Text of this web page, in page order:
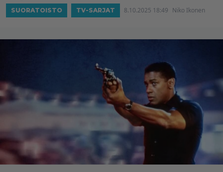
SUORATOISTO TV-SARJAT 8.10.2025 18:49 Niko Ikonen